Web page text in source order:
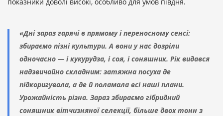
«Дні зараз гарячі в прямому і переносному сенсі:
збираємо пізні культури. А вони у нас дозріли
одночасно — і кукурудза, і соя, і соняшник. Рік видався
надзвичайно складним: затяжна посуха де
підкоригувала, а де й поламала всі наші плани.
Урожайність різна. Зараз збираємо гібридний
соняшник вітчизняної селекції, більше двох тонн з